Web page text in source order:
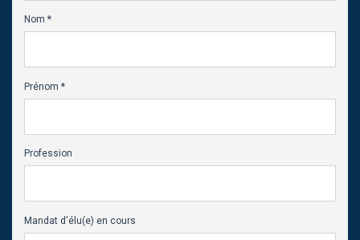
Nom *
Prénom *
Profession
Mandat d'élu(e) en cours